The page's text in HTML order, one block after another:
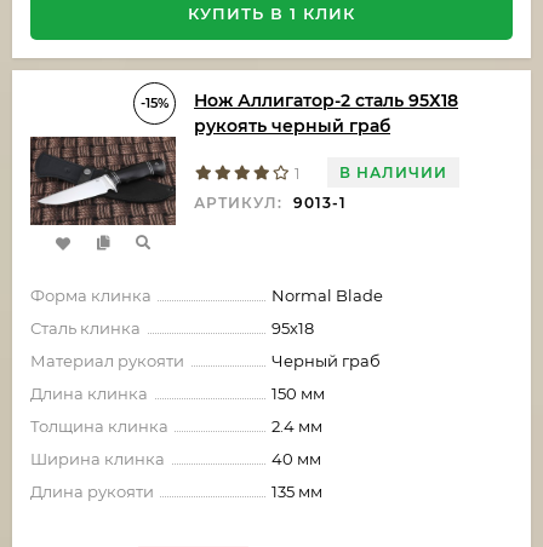
КУПИТЬ В 1 КЛИК
-15%
Нож Аллигатор-2 сталь 95Х18
рукоять черный граб
1
В НАЛИЧИИ
АРТИКУЛ:
9013-1
Форма клинка
Normal Blade
Сталь клинка
95х18
Материал рукояти
Черный граб
Длина клинка
150 мм
Толщина клинка
2.4 мм
Ширина клинка
40 мм
Длина рукояти
135 мм